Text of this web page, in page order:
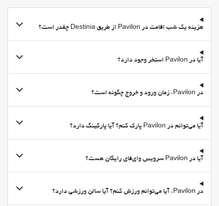
هزینه یک شب اقامت در Pavilon از طریق Destinia چقدر است؟
آیا در Pavilon استخر وجود دارد؟
در Pavilon، زمان ورود و خروج چگونه است؟
آیا می‌توانم در Pavilon پارک کنم؟ آیا پارکینگ دارد؟
آیا در Pavilon سرویس وای‌فای رایگان هست؟
در Pavilon، آیا می‌توانم ورزش کنم؟ آیا سالن ورزشی دارد؟